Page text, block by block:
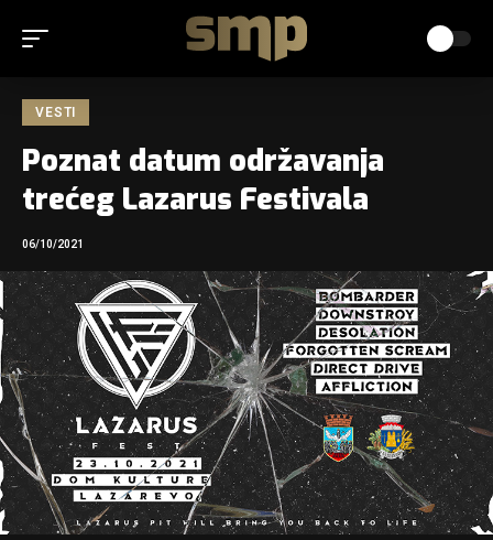
VESTI
Poznat datum održavanja
trećeg Lazarus Festivala
06/10/2021